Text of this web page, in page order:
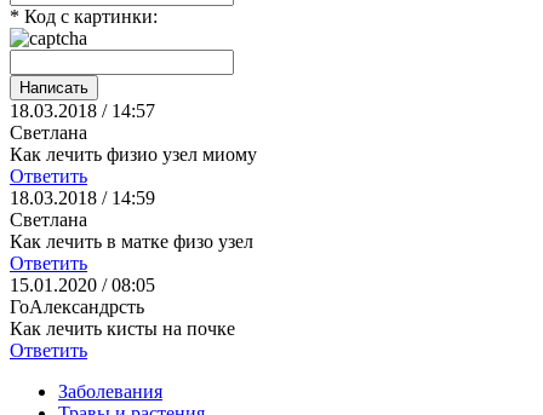
* Код с картинки:
18.03.2018 / 14:57
Светлана
Как лечить физио узел миому
Ответить
18.03.2018 / 14:59
Светлана
Как лечить в матке физо узел
Ответить
15.01.2020 / 08:05
ГоАлександрсть
Как лечить кисты на почке
Ответить
Заболевания